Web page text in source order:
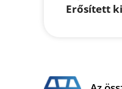
Erősített